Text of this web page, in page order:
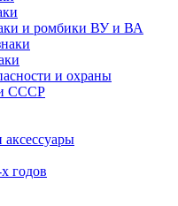
и ромбики ВУ и ВА
и охраны
СССР
годов